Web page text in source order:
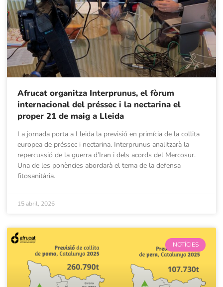
Afrucat organitza Interprunus, el fòrum
internacional del préssec i la nectarina el
proper 21 de maig a Lleida
La jornada porta a Lleida la previsió en primícia de la collita
europea de préssec i nectarina. Interprunus analitzarà la
repercussió de la guerra d’Iran i dels acords del Mercosur.
Una de les ponències abordarà el tema de la defensa
fitosanitària.
15 abril, 2026
NOTÍCIES